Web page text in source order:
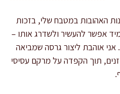
האהובות במטבח שלי, בזכות
אפשר להעשיר ולשדרג אותו –
אני אוהבת ליצור גרסה שמביאה
תוך הקפדה על מרקם עסיסי